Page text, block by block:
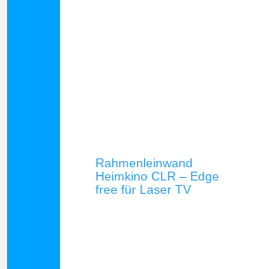
Rahmenleinwand
Heimkino CLR – Edge
free für Laser TV